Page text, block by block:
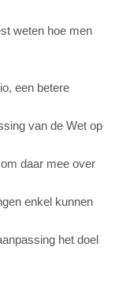
weten hoe men
een betere
van de Wet op
daar mee over
enkel kunnen
het doel